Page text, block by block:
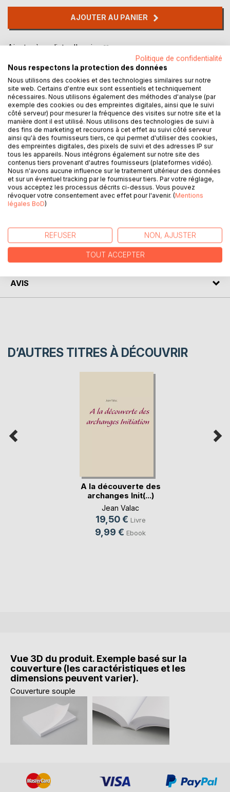
AJOUTER AU PANIER
Ajouter à ma liste d'envies
DESCRIPTION
Ce livre est un ouvrage d'initiation sur les anges .
Vous y trouverez toutes les bases pour bien communiquer
avec votre ange afin de surmonter les épreuves de votre
vie et celles de vos proches .
AUTEUR(S)
AVIS
D’AUTRES TITRES À DÉCOUVRIR
A la découverte des
archanges Init(...)
Jean Valac
19,50 € Livre
9,99 € Ebook
Vue 3D du produit. Exemple basé sur la
couverture (les caractéristiques et les
dimensions peuvent varier).
Couverture souple
Politique de confidentialité
Nous respectons la protection des données
Nous utilisons des cookies et des technologies similaires sur notre
site web. Certains d'entre eux sont essentiels et techniquement
nécessaires. Nous utilisons également des méthodes d'analyse (par
exemple des cookies ou des empreintes digitales, ainsi que le suivi
côté serveur) pour mesurer la fréquence des visites sur notre site et la
manière dont il est utilisé. Nous utilisons des technologies de suivi à
des fins de marketing et recourons à cet effet au suivi côté serveur
ainsi qu'à des fournisseurs tiers, ce qui permet d'utiliser des cookies,
des empreintes digitales, des pixels de suivi et des adresses IP sur
tous les appareils. Nous intégrons également sur notre site des
contenus tiers provenant d'autres fournisseurs (plateformes vidéo).
Nous n'avons aucune influence sur le traitement ultérieur des données
et sur un éventuel tracking par le fournisseur tiers. Par votre réglage,
vous acceptez les processus décrits ci-dessus. Vous pouvez
révoquer votre consentement avec effet pour l'avenir. (Mentions
légales BoD)
REFUSER NON, AJUSTER
TOUT ACCEPTER